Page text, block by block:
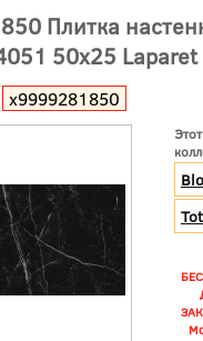
Плитка
50x25 Laparet
х9999281850